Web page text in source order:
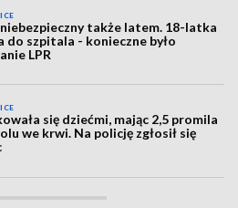
także latem. 18-latka
do szpitala - konieczne było
LPR
się dziećmi, mając 2,5 promila
we krwi. Na policję zgłosił się